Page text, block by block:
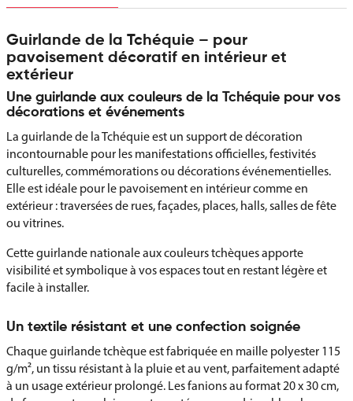
Guirlande de la Tchéquie – pour
pavoisement décoratif en intérieur et
extérieur
Une guirlande aux couleurs de la Tchéquie pour vos
décorations et événements
La guirlande de la Tchéquie est un support de décoration
incontournable pour les manifestations officielles, festivités
culturelles, commémorations ou décorations événementielles.
Elle est idéale pour le pavoisement en intérieur comme en
extérieur : traversées de rues, façades, places, halls, salles de fête
ou vitrines.
Cette guirlande nationale aux couleurs tchèques apporte
visibilité et symbolique à vos espaces tout en restant légère et
facile à installer.
Un textile résistant et une confection soignée
Chaque guirlande tchèque est fabriquée en maille polyester 115
g/m², un tissu résistant à la pluie et au vent, parfaitement adapté
à un usage extérieur prolongé. Les fanions au format 20 x 30 cm,